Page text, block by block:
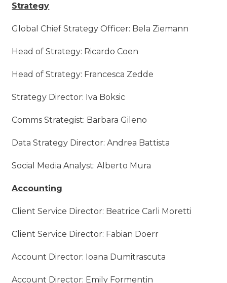
Strategy
Global Chief Strategy Officer: Bela Ziemann
Head of Strategy: Ricardo Coen
Head of Strategy: Francesca Zedde
Strategy Director: Iva Boksic
Comms Strategist: Barbara Gileno
Data Strategy Director: Andrea Battista
Social Media Analyst: Alberto Mura
Accounting
Client Service Director: Beatrice Carli Moretti
Client Service Director: Fabian Doerr
Account Director: Ioana Dumitrascuta
Account Director: Emily Formentin